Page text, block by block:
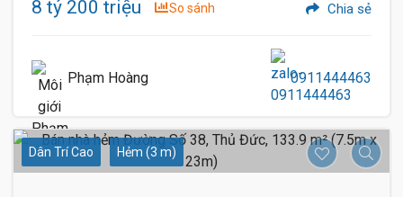
8 tỷ 200 triệu So sánh Chia sẻ
Phạm Hoàng 0911444463
Dân Trí Cao Hẻm (3 m)